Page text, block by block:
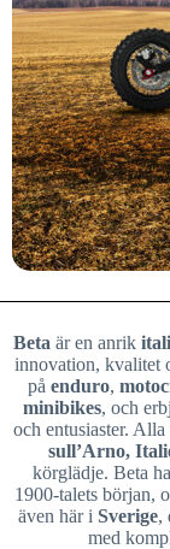
Beta är en anrik
innovation, kvalitet
på enduro,
minibikes, och
och entusiaster.
sull’Arno,
körglädje. Beta
1900-talets början,
även här i Sverige,
med